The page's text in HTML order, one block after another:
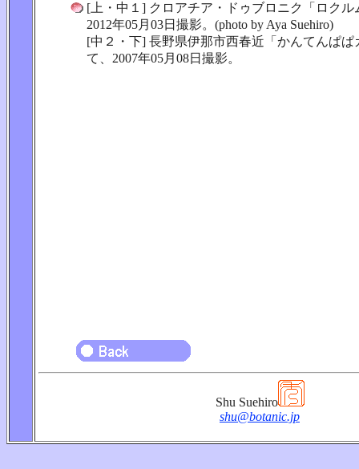
[上・中１] クロアチア・ドゥブロニク「ロクル
2012年05月03日撮影。(photo by Aya Suehiro)
[中２・下] 長野県伊那市西春近「かんてんぱぱ
て、2007年05月08日撮影。
Shu Suehiro
shu@botanic.jp